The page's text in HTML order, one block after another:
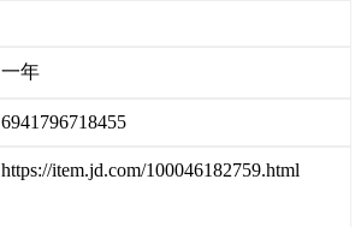
一年
6941796718455
https://item.jd.com/100046182759.html